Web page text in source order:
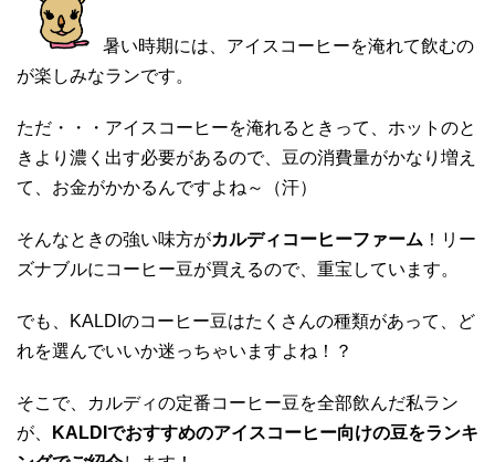
暑い時期には、アイスコーヒーを淹れて飲むの
が楽しみなランです。
ただ・・・アイスコーヒーを淹れるときって、ホットのと
きより濃く出す必要があるので、豆の消費量がかなり増え
て、お金がかかるんですよね～（汗）
そんなときの強い味方がカルディコーヒーファーム ！リー
ズナブルにコーヒー豆が買えるので、重宝しています。
でも、KALDIのコーヒー豆はたくさんの種類があって、ど
れを選んでいいか迷っちゃいますよね！？
そこで、カルディの定番コーヒー豆を全部飲んだ私ラン
が、
KALDIでおすすめのアイスコーヒー向けの豆をランキ